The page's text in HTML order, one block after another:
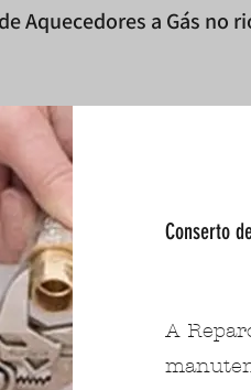
Aquecedores a Gás no
Conserto
A